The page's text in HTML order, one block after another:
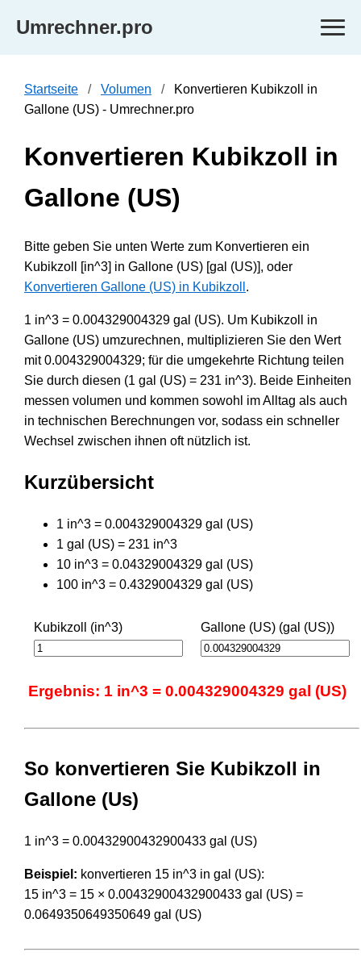
Umrechner.pro
Startseite Volumen
Konvertieren Kubikzoll in
Gallone (US) - Umrechner.pro
Konvertieren Kubikzoll in
Gallone (US)
Bitte geben Sie unten Werte zum Konvertieren ein
Kubikzoll [in^3] in Gallone (US) [gal (US)], oder
Konvertieren Gallone (US) in Kubikzoll .
1 in^3 = 0.004329004329 gal (US). Um Kubikzoll in
Gallone (US) umzurechnen, multiplizieren Sie den Wert
mit 0.004329004329; für die umgekehrte Richtung teilen
Sie durch diesen (1 gal (US) = 231 in^3). Beide Einheiten
messen volumen und kommen sowohl im Alltag als auch
in technischen Berechnungen vor, sodass ein schneller
Wechsel zwischen ihnen oft nützlich ist.
Kurzübersicht
1 in^3 = 0.004329004329 gal (US)
1 gal (US) = 231 in^3
10 in^3 = 0.04329004329 gal (US)
100 in^3 = 0.4329004329 gal (US)
Kubikzoll (in^3) Gallone (US) (gal (US))
Ergebnis: 1 in^3 = 0.004329004329 gal (US)
So konvertieren Sie Kubikzoll in
Gallone (Us)
1 in^3 = 0.00432900432900433 gal (US)
Beispiel: konvertieren 15 in^3 in gal (US):
15 in^3 = 15 × 0.00432900432900433 gal (US) =
0.0649350649350649 gal (US)